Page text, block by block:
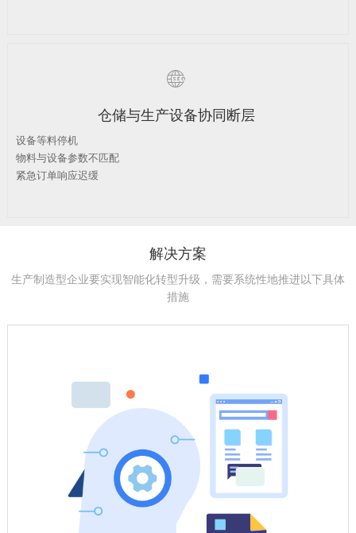

仓储与生产设备协同断层
设备等料停机
物料与设备参数不匹配
紧急订单响应迟缓
解决方案
生产制造型企业要实现智能化转型升级，需要系统性地推进以下具体
措施